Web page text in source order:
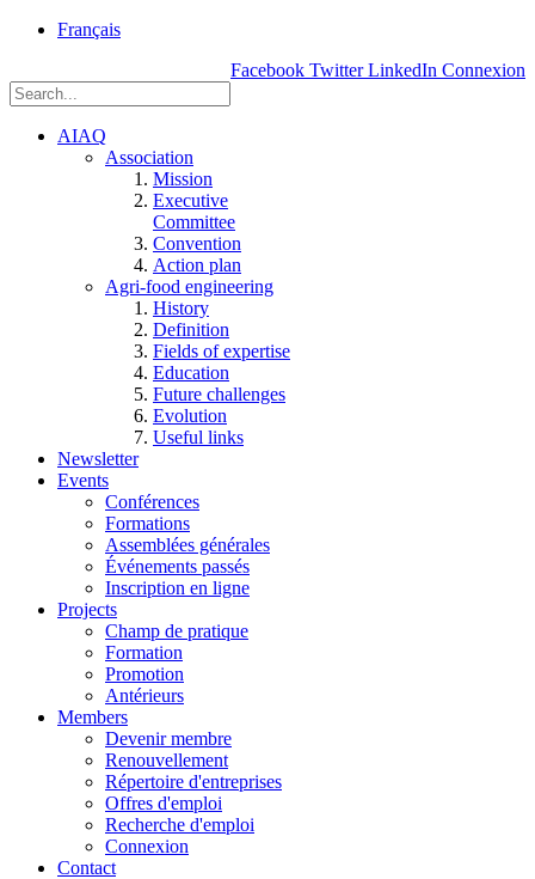
Français
Facebook Twitter LinkedIn Connexion
AIAQ
Association
Mission
Executive
Committee
Convention
Action plan
Agri-food engineering
History
Definition
Fields of expertise
Education
Future challenges
Evolution
Useful links
Newsletter
Events
Conférences
Formations
Assemblées générales
Événements passés
Inscription en ligne
Projects
Champ de pratique
Formation
Promotion
Antérieurs
Members
Devenir membre
Renouvellement
Répertoire d'entreprises
Offres d'emploi
Recherche d'emploi
Connexion
Contact
Einstein, Québec
G1P